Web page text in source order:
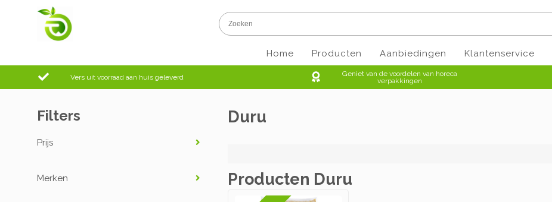
Home Producten Aanbiedingen Klantenservice
Vers uit voorraad aan huis geleverd
Geniet van de voordelen van horeca
verpakkingen
Duru
Producten Duru
Filters
Prijs
Merken